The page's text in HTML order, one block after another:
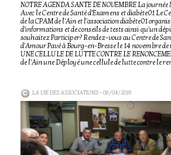
NOTRE AGENDA SANTE DE NOVEMBRE La
Avec le Centre de Santé d'Examens et diabète01 Le
de la CPAM de l'Ain et l'association diabète01
d'informations et de conseils de tests ainsi qu'un
souhaitez Participer? Rendez-vous au Centre de
d'Amour Pavé à Bourg-en-Bresse le 14 novembre
UNE CELLULE DE LUTTE CONTRE LE
de l'Ain une Déployé une cellule de lutte contre le
LA VIE DES ASSOCIATIONS- 06/04/2019